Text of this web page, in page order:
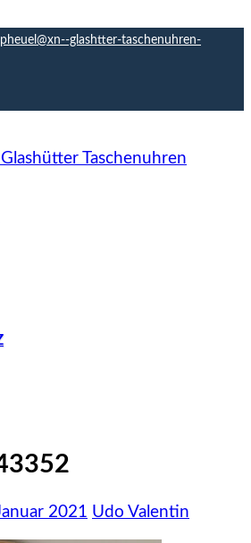
pheuel@xn--glashtter-taschenuhren-
2021 Udo Valentin